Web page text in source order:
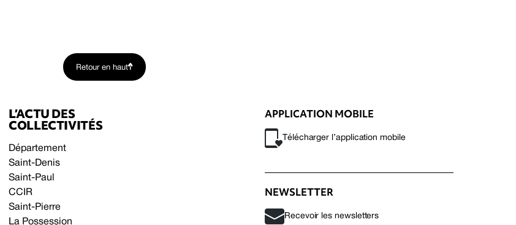
Retour en haut
L’ACTU DES
COLLECTIVITÉS
Département
Saint-Denis
Saint-Paul
CCIR
Saint-Pierre
La Possession
APPLICATION MOBILE
Télécharger l’application mobile
NEWSLETTER
Recevoir les newsletters